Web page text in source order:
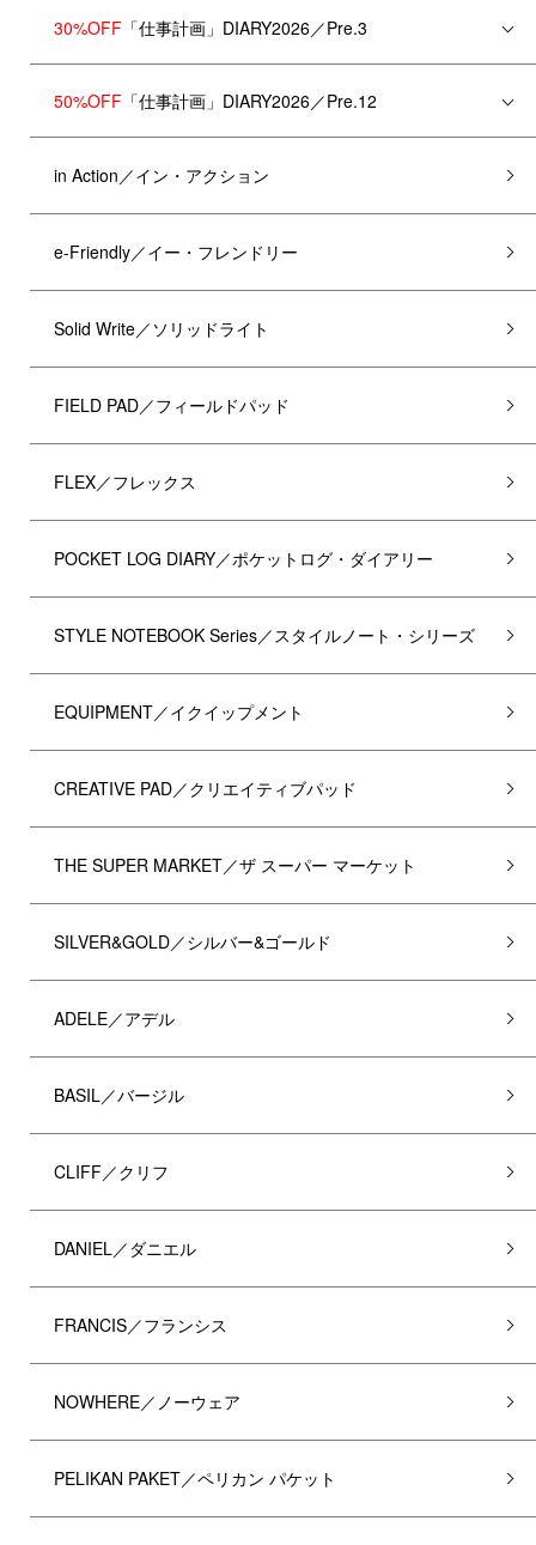
30%OFF 「仕事計画」DIARY2026／Pre.3
50%OFF 「仕事計画」DIARY2026／Pre.12
in Action／イン・アクション
e-Friendly／イー・フレンドリー
Solid Write／ソリッドライト
FIELD PAD／フィールドパッド
FLEX／フレックス
POCKET LOG DIARY／ポケットログ・ダイアリー
STYLE NOTEBOOK Series／スタイルノート・シリーズ
EQUIPMENT／イクイップメント
CREATIVE PAD／クリエイティブパッド
THE SUPER MARKET／ザ スーパー マーケット
SILVER&GOLD／シルバー&ゴールド
ADELE／アデル
BASIL／バージル
CLIFF／クリフ
DANIEL／ダニエル
FRANCIS／フランシス
NOWHERE／ノーウェア
PELIKAN PAKET／ペリカン パケット